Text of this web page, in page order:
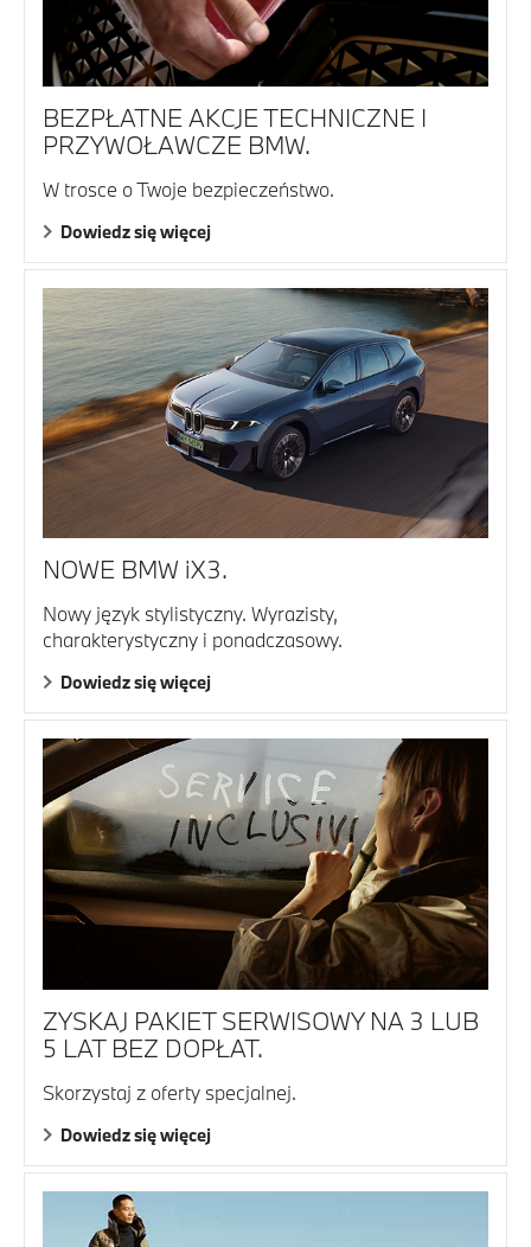
BEZPŁATNE AKCJE TECHNICZNE I
PRZYWOŁAWCZE BMW.
W trosce o Twoje bezpieczeństwo.
Dowiedz się więcej
NOWE BMW iX3.
Nowy język stylistyczny. Wyrazisty,
charakterystyczny i ponadczasowy.
Dowiedz się więcej
ZYSKAJ PAKIET SERWISOWY NA 3 LUB
5 LAT BEZ DOPŁAT.
Skorzystaj z oferty specjalnej.
Dowiedz się więcej